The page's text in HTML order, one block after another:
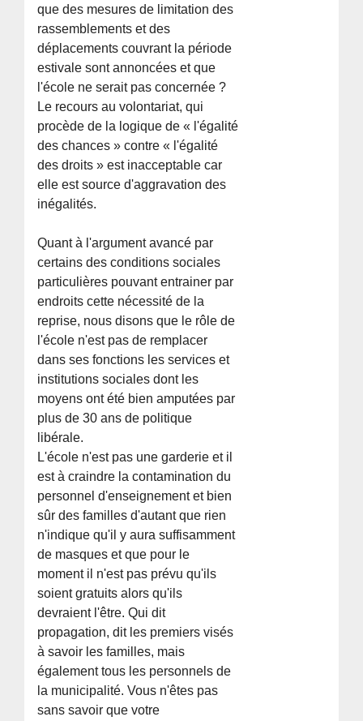
que des mesures de limitation des
rassemblements et des
déplacements couvrant la période
estivale sont annoncées et que
l'école ne serait pas concernée ?
Le recours au volontariat, qui
procède de la logique de « l'égalité
des chances » contre « l'égalité
des droits » est inacceptable car
elle est source d'aggravation des
inégalités.
Quant à l'argument avancé par
certains des conditions sociales
particulières pouvant entrainer par
endroits cette nécessité de la
reprise, nous disons que le rôle de
l'école n'est pas de remplacer
dans ses fonctions les services et
institutions sociales dont les
moyens ont été bien amputées par
plus de 30 ans de politique
libérale.
L'école n'est pas une garderie et il
est à craindre la contamination du
personnel d'enseignement et bien
sûr des familles d'autant que rien
n'indique qu'il y aura suffisamment
de masques et que pour le
moment il n'est pas prévu qu'ils
soient gratuits alors qu'ils
devraient l'être. Qui dit
propagation, dit les premiers visés
à savoir les familles, mais
également tous les personnels de
la municipalité. Vous n'êtes pas
sans savoir que votre